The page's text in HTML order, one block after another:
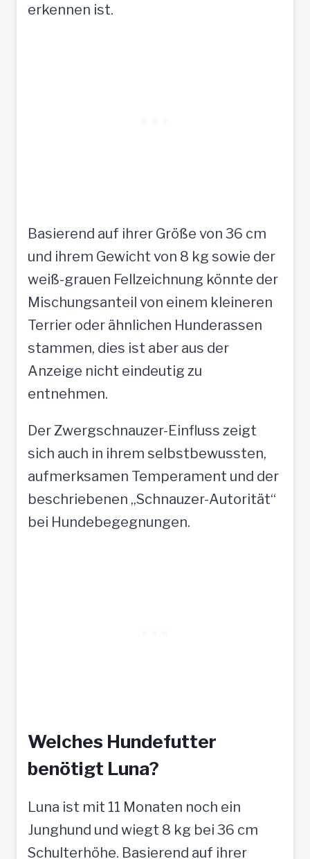
erkennen ist.
Basierend auf ihrer Größe von 36 cm
und ihrem Gewicht von 8 kg sowie der
weiß-grauen Fellzeichnung könnte der
Mischungsanteil von einem kleineren
Terrier oder ähnlichen Hunderassen
stammen, dies ist aber aus der
Anzeige nicht eindeutig zu
entnehmen.
Der Zwergschnauzer-Einfluss zeigt
sich auch in ihrem selbstbewussten,
aufmerksamen Temperament und der
beschriebenen „Schnauzer-Autorität“
bei Hundebegegnungen.
Welches Hundefutter
benötigt Luna?
Luna ist mit 11 Monaten noch ein
Junghund und wiegt 8 kg bei 36 cm
Schulterhöhe. Basierend auf ihrer